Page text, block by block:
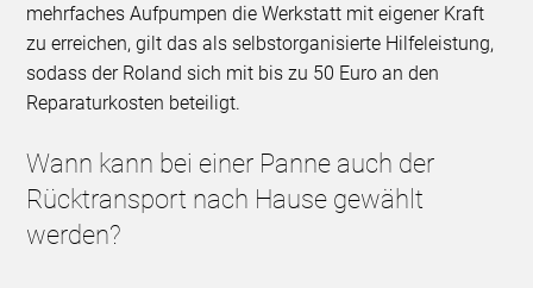
mehrfaches Aufpumpen die Werkstatt mit eigener Kraft
zu erreichen, gilt das als selbstorganisierte Hilfeleistung,
sodass der Roland sich mit bis zu 50 Euro an den
Reparaturkosten beteiligt.
Wann kann bei einer Panne auch der
Rücktransport nach Hause gewählt
werden?